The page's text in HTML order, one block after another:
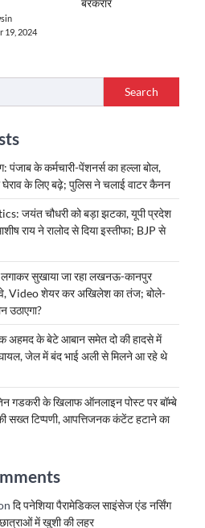
19, 2024
Search
पंजाब के कर्मचारी-पेंशनर्स का हल्ला बोल,
घेराव के लिए बढ़े; पुलिस ने चलाई वाटर कैनन
जयंत चौधरी को बड़ा झटका, यूपी प्रदेश
राय ने रालोद से दिया इस्तीफा; BJP से
सुखाया जा रहा लखनऊ-कानपुर
Video शेयर कर अखिलेश का तंज; बोले-
उठाएगा?
अहमद के बेटे आबान समेत दो की हादसे में
जेल में बंद भाई अली से मिलने आ रहे थे
गडकरी के खिलाफ ऑनलाइन पोस्ट पर बॉम्बे
सख्त टिप्पणी, आपत्तिजनक कंटेंट हटाने का
दि पनेशिया पैरामेडिकल साइंसेज एंड नर्सिंग
में खुशी की लहर